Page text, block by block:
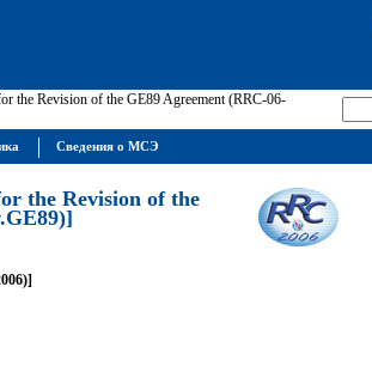
the Revision of the GE89 Agreement (RRC-06-
the Revision of the
Сведения о МСЭ